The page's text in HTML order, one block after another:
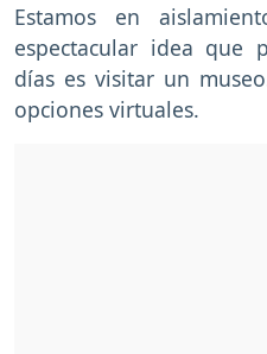
Estamos en
espectacular idea que
días es visitar un
opciones virtuales.